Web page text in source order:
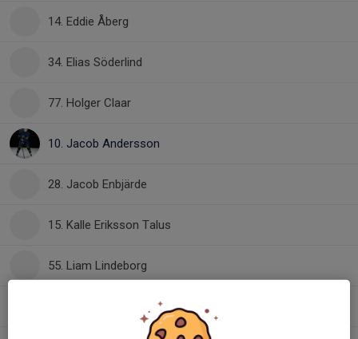
14. Eddie Åberg
34. Elias Söderlind
77. Holger Claar
10. Jacob Andersson
28. Jacob Enbjärde
15. Kalle Eriksson Talus
55. Liam Lindeborg